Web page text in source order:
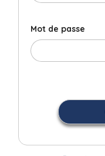
Mot de passe